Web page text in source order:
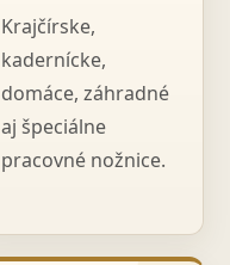
Krajčírske,
kadernícke,
domáce, záhradné
aj špeciálne
pracovné nožnice.